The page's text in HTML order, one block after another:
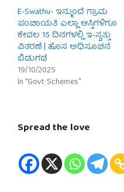
E-Swathu- ಇನ್ಮುಂದೆ ಗ್ರಾಮ
ಪಂಚಾಯತಿ ಎಲ್ಲಾ ಆಸ್ತಿಗಳಿಗೂ
ಕೇವಲ 15 ದಿನಗಳಲ್ಲಿ ಇ-ಸ್ವತ್ತು
ವಿತರಣೆ | ಹೊಸ ಅಧಿಸೂಚನೆ
ಬಿಡುಗಡೆ
19/10/2025
In "Govt Schemes"
Spread the love